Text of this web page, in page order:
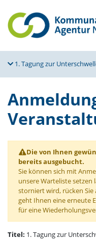
1. Tagung zur
Die von Ihnen
bereits ausgebucht.
Sie können sich mit
unsere Warteliste setzen
storniert wird, rücken
geht Ihnen eine erneute
für eine
Titel: 1. Tagung zur